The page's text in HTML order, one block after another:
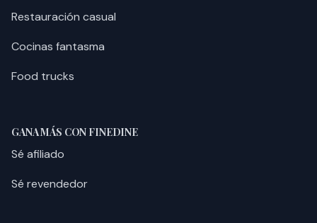
Restauración casual
Cocinas fantasma
Food trucks
GANA MÁS CON FINEDINE
Sé afiliado
Sé revendedor